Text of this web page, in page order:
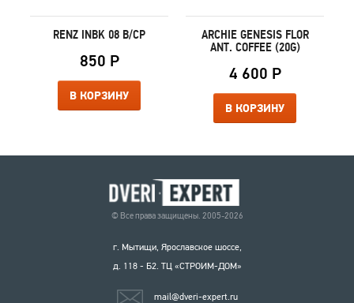
RENZ INBK 08 B/CP
850 Р
В КОРЗИНУ
ARCHIE GENESIS FLOR
ANT. COFFEE (20G)
4 600 Р
В КОРЗИНУ
© Все права защищены. 2005-2026
г. Мытищи, Ярославское шоссе,
д. 118 - Б2. ТЦ «СТРОИМ-ДОМ»
mail@dveri-expert.ru